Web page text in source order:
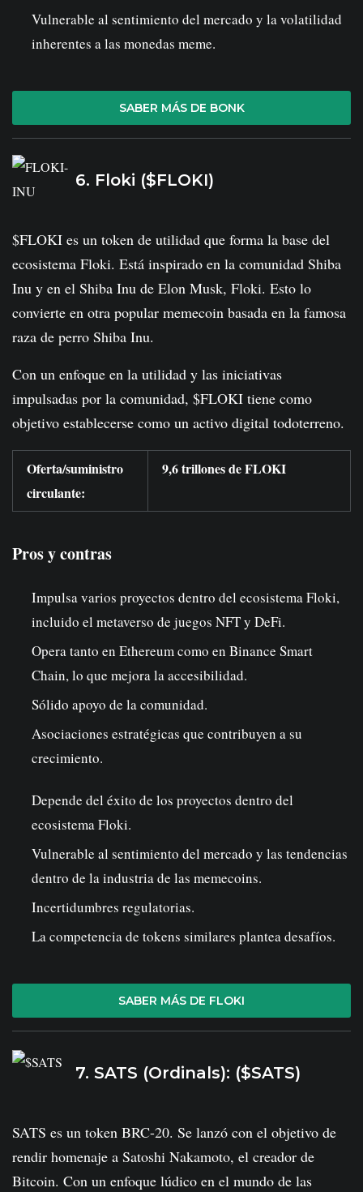
Vulnerable al sentimiento del mercado y la volatilidad
inherentes a las monedas meme.
SABER MÁS DE BONK
6. Floki ($FLOKI)
$FLOKI es un token de utilidad que forma la base del
ecosistema Floki. Está inspirado en la comunidad Shiba
Inu y en el Shiba Inu de Elon Musk, Floki. Esto lo
convierte en otra popular memecoin basada en la famosa
raza de perro Shiba Inu.
Con un enfoque en la utilidad y las iniciativas
impulsadas por la comunidad, $FLOKI tiene como
objetivo establecerse como un activo digital todoterreno.
Oferta/suministro
circulante:
9,6 trillones de FLOKI
Pros y contras
Impulsa varios proyectos dentro del ecosistema Floki,
incluido el metaverso de juegos NFT y DeFi.
Opera tanto en Ethereum como en Binance Smart
Chain, lo que mejora la accesibilidad.
Sólido apoyo de la comunidad.
Asociaciones estratégicas que contribuyen a su
crecimiento.
Depende del éxito de los proyectos dentro del
ecosistema Floki.
Vulnerable al sentimiento del mercado y las tendencias
dentro de la industria de las memecoins.
Incertidumbres regulatorias.
La competencia de tokens similares plantea desafíos.
SABER MÁS DE FLOKI
7. SATS (Ordinals): ($SATS)
SATS es un token BRC-20. Se lanzó con el objetivo de
rendir homenaje a Satoshi Nakamoto, el creador de
Bitcoin. Con un enfoque lúdico en el mundo de las